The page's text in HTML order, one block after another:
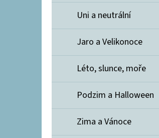
Uni a neutrální
Jaro a Velikonoce
Léto, slunce, moře
Podzim a Halloween
Zima a Vánoce